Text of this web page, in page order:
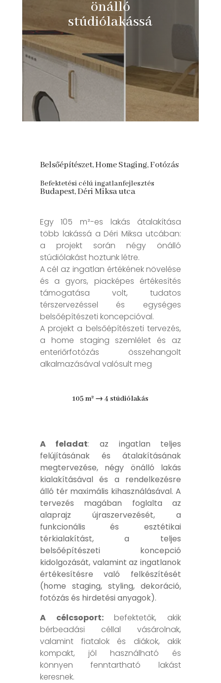
önálló
stúdiólakássá
Belsőépítészet, Home Staging, Fotózás
Befektetési célú ingatlanfejlesztés
Budapest, Déri Miksa utca
Egy 105 m²-es lakás átalakítása
több lakássá a Déri Miksa utcában:
a projekt során négy önálló
stúdiólakást hoztunk létre.
A cél az ingatlan értékének növelése
és a gyors, piacképes értékesítés
támogatása volt, tudatos
térszervezéssel és egységes
belsőépítészeti koncepcióval.
A projekt a belsőépítészeti tervezés,
a home staging szemlélet és az
enteriőrfotózás összehangolt
alkalmazásával valósult meg
105 m² → 4 stúdiólakás
A feladat:az ingatlan teljes
felújításának és átalakításának
megtervezése, négy önálló lakás
kialakításával és a rendelkezésre
álló tér maximális kihasználásával. A
tervezés magában foglalta az
alaprajz újraszervezését, a
funkcionális és esztétikai
térkialakítást, a teljes
belsőépítészeti koncepció
kidolgozását, valamint az ingatlanok
értékesítésre való felkészítését
(home staging, styling, dekoráció,
fotózás és hirdetési anyagok).
A célcsoport:befektetők, akik
bérbeadási céllal vásárolnak,
valamint fiatalok és diákok, akik
kompakt, jól használható és
könnyen fenntartható lakást
keresnek.